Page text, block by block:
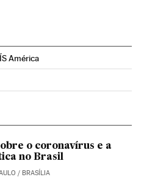
América
Instagram
en Facebook
o coronavírus e a
no Brasil
/ BRASÍLIA